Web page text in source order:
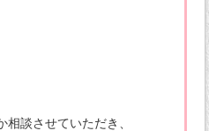
談させていただき、